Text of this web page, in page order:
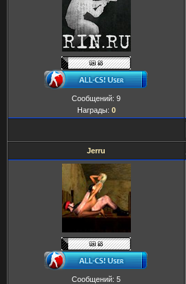
Сообщений: 9
Награды: 0
Jerru
Сообщений: 5